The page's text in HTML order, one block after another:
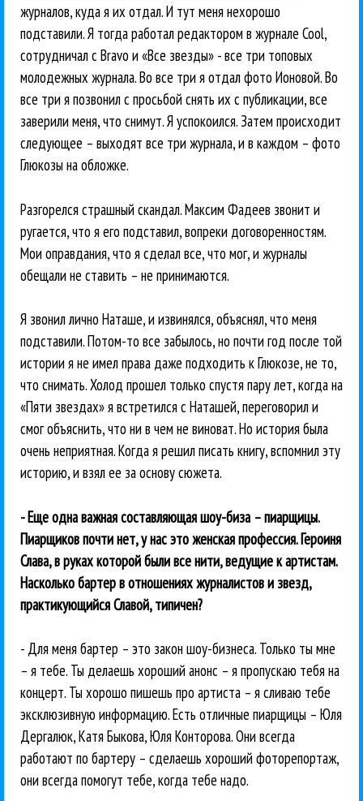
журналов, куда я их отдал. И тут меня нехорошо
подставили. Я тогда работал редактором в журнале Cool,
сотрудничал с Bravo и «Все звезды» - все три топовых
молодежных журнала. Во все три я отдал фото Ионовой. Во
все три я позвонил с просьбой снять их с публикации, все
заверили меня, что снимут. Я успокоился. Затем происходит
следующее – выходят все три журнала, и в каждом – фото
Глюкозы на обложке.
Разгорелся страшный скандал. Максим Фадеев звонит и
ругается, что я его подставил, вопреки договоренностям.
Мои оправдания, что я сделал все, что мог, и журналы
обещали не ставить – не принимаются.
Я звонил лично Наташе, и извинялся, объяснял, что меня
подставили. Потом-то все забылось, но почти год после той
истории я не имел права даже подходить к Глюкозе, не то,
что снимать. Холод прошел только спустя пару лет, когда на
«Пяти звездах» я встретился с Наташей, переговорил и
смог объяснить, что ни в чем не виноват. Но история была
очень неприятная. Когда я решил писать книгу, вспомнил эту
историю, и взял ее за основу сюжета.
- Еще одна важная составляющая шоу-биза – пиарщицы.
Пиарщиков почти нет, у нас это женская профессия. Героиня
Слава, в руках которой были все нити, ведущие к артистам.
Насколько бартер в отношениях журналистов и звезд,
практикующийся Славой, типичен?
- Для меня бартер – это закон шоу-бизнеса. Только ты мне
– я тебе. Ты делаешь хороший анонс – я пропускаю тебя на
концерт. Ты хорошо пишешь про артиста – я сливаю тебе
эксклюзивную информацию. Есть отличные пиарщицы – Юля
Дергалюк, Катя Быкова, Юля Конторова. Они всегда
работают по бартеру – сделаешь хороший фоторепортаж,
они всегда помогут тебе, когда тебе надо.